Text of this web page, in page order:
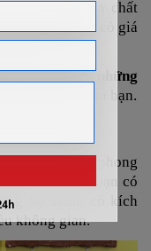
định đến chất
quý hiếm thì có giá
bỏ ra.
để chọn lọc những
với nhu cầu của bạn.
phù hợp với phong
khách của bạn có
bộ salon có kích
không gian.